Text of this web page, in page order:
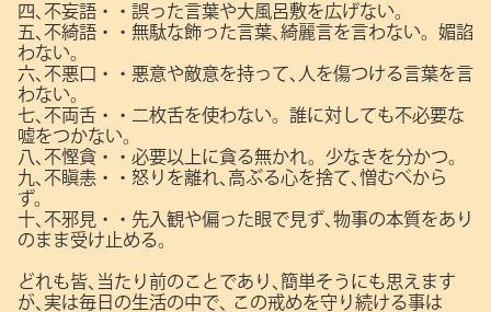
四､不妄語・・誤った言葉や大風呂敷を広げない。
五､不綺語・・無駄な飾った言葉､綺麗言を言わない。媚諂
わない。
六､不悪口・・悪意や敵意を持って､人を傷つける言葉を言
わない。
七､不両舌・・二枚舌を使わない。誰に対しても不必要な
嘘をつかない。
八､不慳貪・・必要以上に貪る無かれ。少なきを分かつ。
九､不瞋恚・・怒りを離れ､高ぶる心を捨て､憎むべから
ず。
十､不邪見・・先入観や偏った眼で見ず､物事の本質をあり
のまま受け止める。
どれも皆､当たり前のことであり､簡単そうにも思えます
が､実は毎日の生活の中で､
この戒めを守り続ける事は